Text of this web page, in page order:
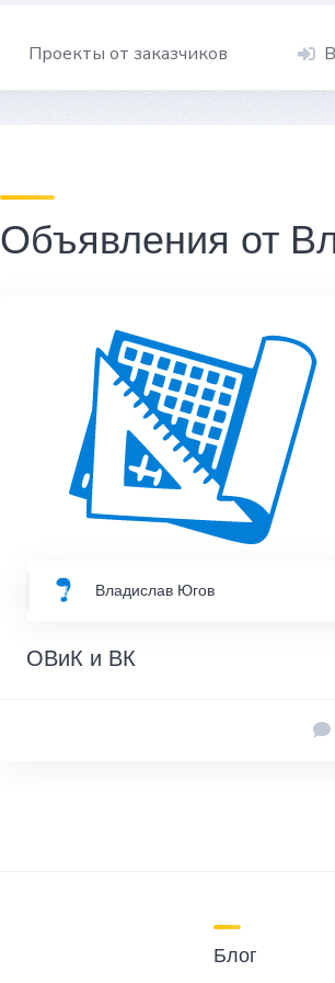
Проекты от заказчиков
Объявления от
Владислав Югов
ОВиК и ВК
Блог